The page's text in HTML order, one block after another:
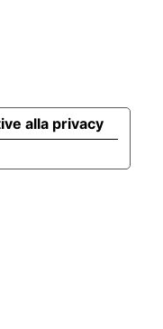
alla privacy